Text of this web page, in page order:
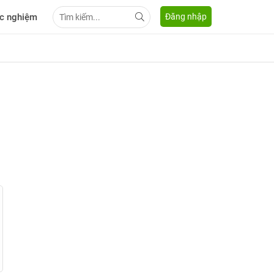
nghiệm Đăng nhập